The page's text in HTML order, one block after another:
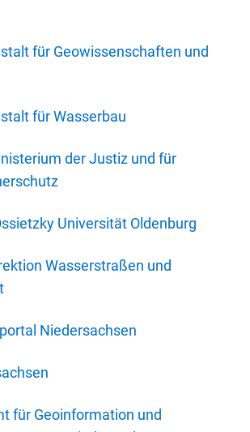
für Geowissenschaften und
für Wasserbau
der Justiz und für
Universität Oldenburg
Wasserstraßen und
Niedersachsen
für Geoinformation und